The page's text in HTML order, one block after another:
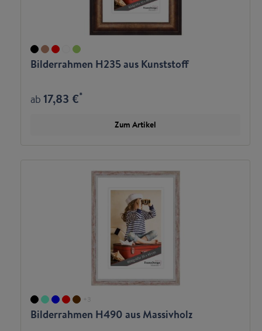
Bilderrahmen H235 aus Kunststoff
ab17,83 €*
Zum Artikel
+3
Bilderrahmen H490 aus Massivholz